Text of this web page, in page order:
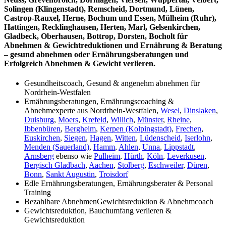
Solingen (Klingenstadt), Remscheid, Dortmund, Lünen,
Castrop-Rauxel, Herne, Bochum und Essen, Mülheim (Ruhr),
Hattingen, Recklinghausen, Herten, Marl, Gelsenkirchen,
Gladbeck, Oberhausen, Bottrop, Dorsten, Bocholt für
Abnehmen & Gewichtreduktionen und Ernährung & Beratung
– gesund abnehmen oder Ernährungsberatungen und
Erfolgreich Abnehmen & Gewicht verlieren.
Gesundheitscoach, Gesund & angenehm abnehmen für
Nordrhein-Westfalen
Ernährungsberatungen, Ernährungscoaching &
Abnehmexperte aus Nordrhein-Westfalen, Wesel, Dinslaken,
Duisburg, Moers, Krefeld, Willich, Münster, Rheine,
Ibbenbüren, Bergheim, Kerpen (Kolpingstadt), Frechen,
Euskirchen, Siegen, Hagen, Witten, Lüdenscheid, Iserlohn,
Menden (Sauerland), Hamm, Ahlen, Unna, Lippstadt,
Arnsberg ebenso wie Pulheim, Hürth, Köln, Leverkusen,
Bergisch Gladbach, Aachen, Stolberg, Eschweiler, Düren,
Bonn, Sankt Augustin, Troisdorf
Edle Ernährungsberatungen, Ernährungsberater & Personal
Training
Bezahlbare AbnehmenGewichtsreduktion & Abnehmcoach
Gewichtsreduktion, Bauchumfang verlieren &
Gewichtsreduktion